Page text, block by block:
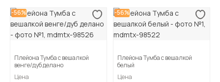
-56%
Плейона Тумба с вешалкой
венге/дуб делано
Цена
-56%
Плейона Тумба с вешалкой
белый
Цена